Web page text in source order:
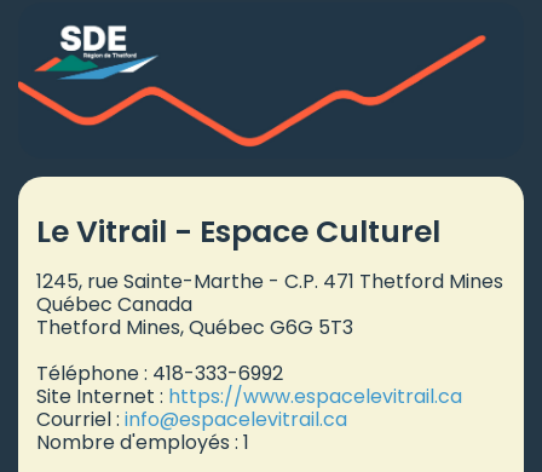
submenu (Nouvelles )
submenu (Documentation )
Le Vitrail - Espace Culturel
1245, rue Sainte-Marthe - C.P. 471 Thetford Mines
Québec Canada
Thetford Mines, Québec G6G 5T3
Téléphone : 418-333-6992
Site Internet : https://www.espacelevitrail.ca
Courriel : info@espacelevitrail.ca
Nombre d'employés : 1